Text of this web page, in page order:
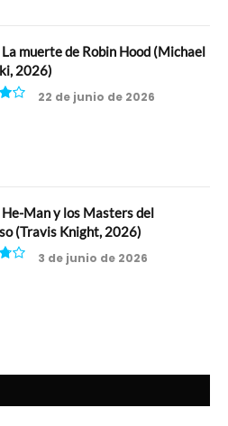
muerte de Robin Hood (Michael
2026)
22 de junio de 2026
Man y los Masters del
(Travis Knight, 2026)
3 de junio de 2026